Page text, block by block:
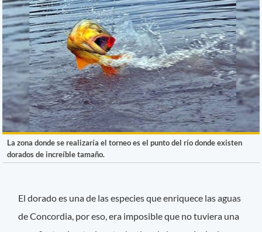
La zona donde se realizaría el torneo es el punto del río donde existen
dorados de increíble tamaño.
El dorado es una de las especies que enriquece las aguas
de Concordia, por eso, era imposible que no tuviera una